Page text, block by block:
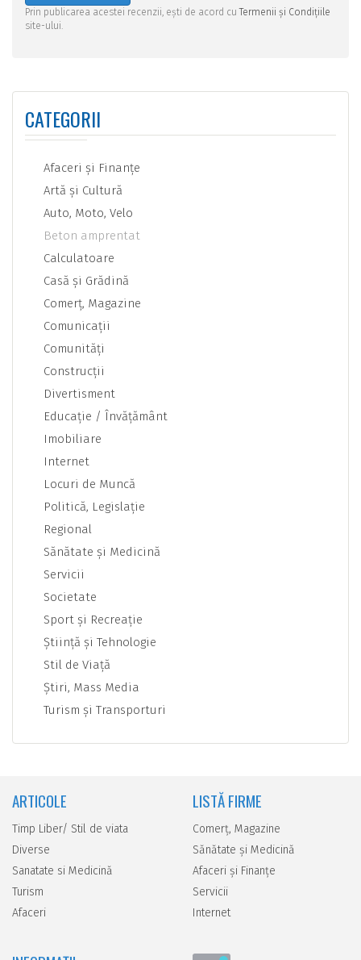
Prin publicarea acestei recenzii, ești de acord cuTermenii și Condițiile
site-ului.
CATEGORII
Afaceri şi Finanţe
Artă şi Cultură
Auto, Moto, Velo
Beton amprentat
Calculatoare
Casă şi Grădină
Comerţ, Magazine
Comunicaţii
Comunităţi
Construcţii
Divertisment
Educaţie / Învăţământ
Imobiliare
Internet
Locuri de Muncă
Politică, Legislaţie
Regional
Sănătate şi Medicină
Servicii
Societate
Sport şi Recreaţie
Ştiinţă şi Tehnologie
Stil de Viaţă
Ştiri, Mass Media
Turism şi Transporturi
ARTICOLE
Timp Liber/ Stil de viata
Diverse
Sanatate si Medicină
Turism
Afaceri
LISTĂ FIRME
Comerţ, Magazine
Sănătate şi Medicină
Afaceri şi Finanţe
Servicii
Internet